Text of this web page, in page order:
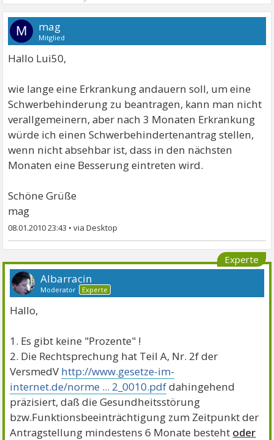
M mag
Mitglied
Hallo Lui50,
wie lange eine Erkrankung andauern soll, um eine
Schwerbehinderung zu beantragen, kann man nicht
verallgemeinern, aber nach 3 Monaten Erkrankung
würde ich einen Schwerbehindertenantrag stellen,
wenn nicht absehbar ist, dass in den nächsten
Monaten eine Besserung eintreten wird.
Schöne Grüße
mag
08.01.2010 23:43 •
Experte
Albarracin
Moderator Experte
Hallo,
1. Es gibt keine "Prozente" !
2. Die Rechtsprechung hat Teil A, Nr. 2f der
VersmedV http://www.gesetze-im-
internet.de/norme ... 2_0010.pdfdahingehend
präzisiert, daß die Gesundheitsstörung
bzw.Funktionsbeeinträchtigung zum Zeitpunkt der
Antragstellung mindestens 6 Monate besteht oder